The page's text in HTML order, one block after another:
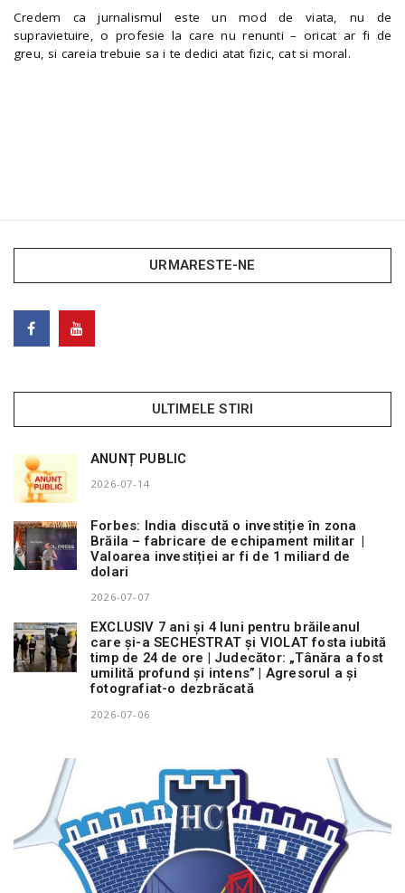
Credem ca jurnalismul este un mod de viata, nu de
supravietuire, o profesie la care nu renunti – oricat ar fi de
greu, si careia trebuie sa i te dedici atat fizic, cat si moral.
URMARESTE-NE
ULTIMELE STIRI
ANUNȚ PUBLIC
2026-07-14
Forbes: India discută o investiție în zona
Brăila – fabricare de echipament militar |
Valoarea investiției ar fi de 1 miliard de
dolari
2026-07-07
EXCLUSIV 7 ani și 4 luni pentru brăileanul
care și-a SECHESTRAT și VIOLAT fosta iubită
timp de 24 de ore | Judecător: „Tânăra a fost
umilită profund și intens” | Agresorul a și
fotografiat-o dezbrăcată
2026-07-06